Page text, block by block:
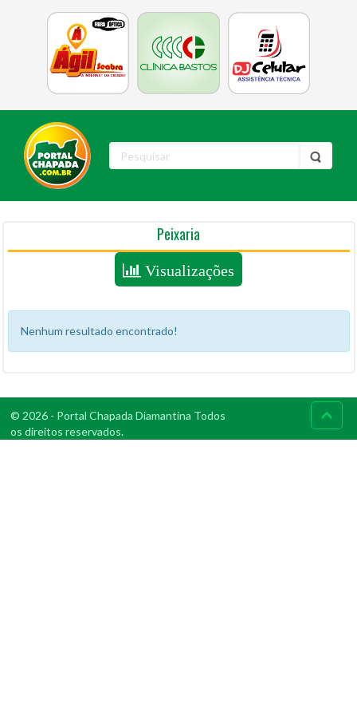
Peixaria
Visualizações
Nenhum resultado encontrado!
© 2026 - Portal Chapada Diamantina Todos
os direitos reservados.